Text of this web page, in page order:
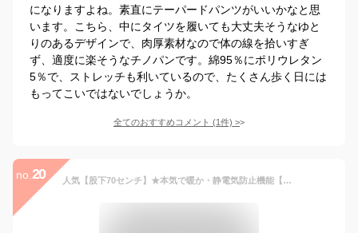
になりますよね。素直にテーパードパンツがいいかなと思
います。こちら、中にタイツを履いても大丈夫そうなゆと
りのあるデザインで、肉厚素材なので体の線を拾いすぎ
ず、適度に楽そうなチノパンです。綿95％にポリウレタン
5％で、ストレッチも利いているので、たくさん歩く日には
もってこいではないでしょうか。
全てのおすすめコメント (1件) >
no. 20 人気【股下70センチ】★本気で暖か・静電気防止機能【ウエストゴム】極暖起毛裏フリーススリム★Slim│裏起毛│楽々│あったか・暖パン│デニム│パンツ│大きいサイズ│ボトムスレディース│日本メーカー│高レビュー│Pull・On│ジーンズ・ジーパン【631147/631047】